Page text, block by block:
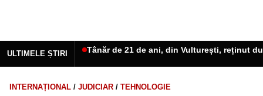
ULTIMELE ȘTIRI Tânăr de 21 de ani, din Vulturești, reținut
INTERNAȚIONAL / JUDICIAR / TEHNOLOGIE